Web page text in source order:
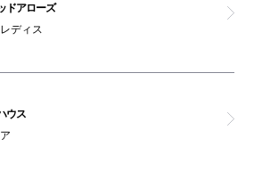
ドアローズ
ディス
ウス